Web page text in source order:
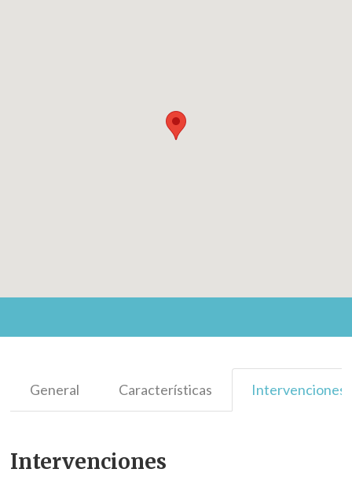
General Características Intervenciones
Intervenciones